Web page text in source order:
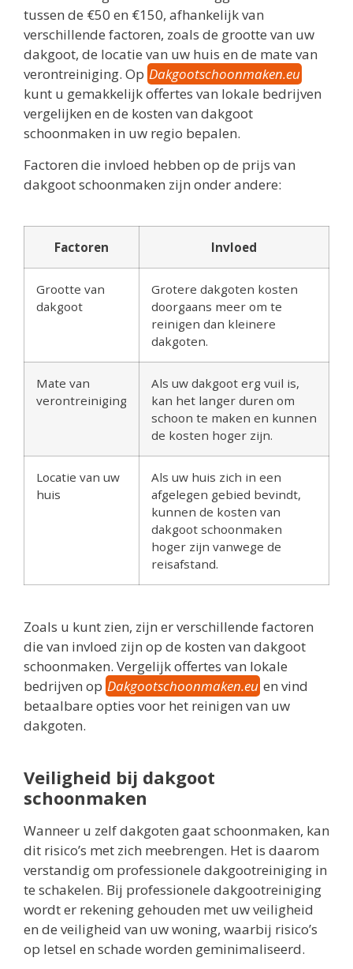
tussen de €50 en €150, afhankelijk van
verschillende factoren, zoals de grootte van uw
dakgoot, de locatie van uw huis en de mate van
verontreiniging. Op Dakgootschoonmaken.eu
kunt u gemakkelijk offertes van lokale bedrijven
vergelijken en de kosten van dakgoot
schoonmaken in uw regio bepalen.
Factoren die invloed hebben op de prijs van
dakgoot schoonmaken zijn onder andere:
Factoren Invloed
Grootte van
dakgoot
Grotere dakgoten kosten
doorgaans meer om te
reinigen dan kleinere
dakgoten.
Mate van
verontreiniging
Als uw dakgoot erg vuil is,
kan het langer duren om
schoon te maken en kunnen
de kosten hoger zijn.
Locatie van uw
huis
Als uw huis zich in een
afgelegen gebied bevindt,
kunnen de kosten van
dakgoot schoonmaken
hoger zijn vanwege de
reisafstand.
Zoals u kunt zien, zijn er verschillende factoren
die van invloed zijn op de kosten van dakgoot
schoonmaken. Vergelijk offertes van lokale
bedrijven op Dakgootschoonmaken.eu en vind
betaalbare opties voor het reinigen van uw
dakgoten.
Veiligheid bij dakgoot
schoonmaken
Wanneer u zelf dakgoten gaat schoonmaken, kan
dit risico’s met zich meebrengen. Het is daarom
verstandig om professionele dakgootreiniging in
te schakelen. Bij professionele dakgootreiniging
wordt er rekening gehouden met uw veiligheid
en de veiligheid van uw woning, waarbij risico’s
op letsel en schade worden geminimaliseerd.